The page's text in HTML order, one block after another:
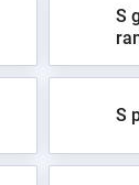
s
výsuvnou
nad okraj
i dražší
. Aqualine
S
S